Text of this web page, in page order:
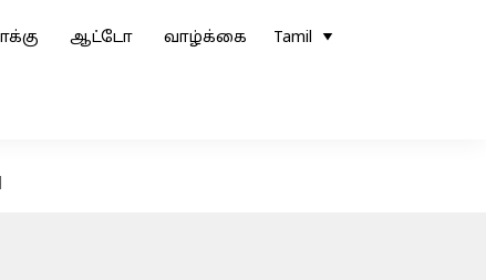
ஆட்டோ வாழ்க்கை Tamil